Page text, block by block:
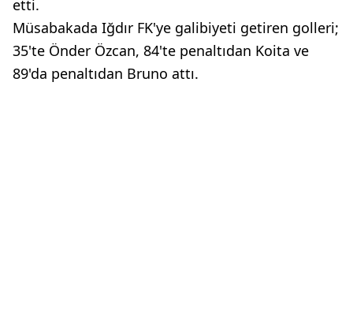
etti.
Müsabakada Iğdır FK'ye galibiyeti getiren golleri;
35'te Önder Özcan, 84'te penaltıdan Koita ve
89'da penaltıdan Bruno attı.